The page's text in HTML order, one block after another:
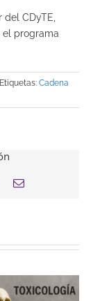
del CDyTE,
el programa
Etiquetas: Cadena
PinterestCorreo